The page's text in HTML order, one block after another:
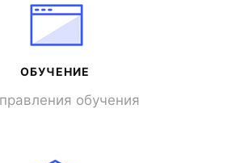
ОБУЧЕНИЕ
обучения